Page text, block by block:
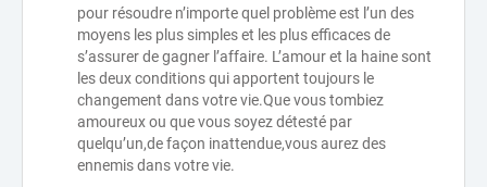
pour résoudre n’importe quel problème est l’un des
moyens les plus simples et les plus efficaces de
s’assurer de gagner l’affaire. L’amour et la haine sont
les deux conditions qui apportent toujours le
changement dans votre vie.Que vous tombiez
amoureux ou que vous soyez détesté par
quelqu’un,de façon inattendue,vous aurez des
ennemis dans votre vie.